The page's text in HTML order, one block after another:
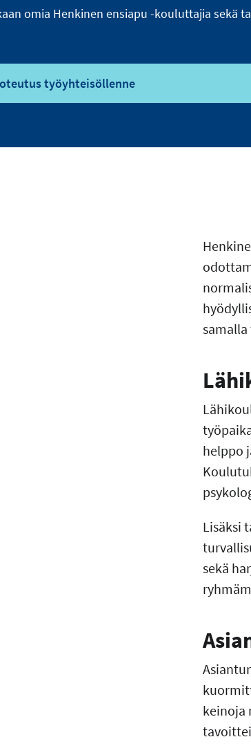
omia Henkinen ensiapu -kouluttajia
työyhteisöllenne
helppo
Lisäksi
sekä
keinoja